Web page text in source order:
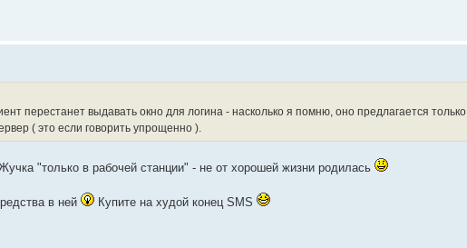
перестанет выдавать окно для логина - насколько я помню, оно предлагается только
( это если говорить упрощенно ).
"только в рабочей станции" - не от хорошей жизни родилась
в ней Купите на худой конец SMS